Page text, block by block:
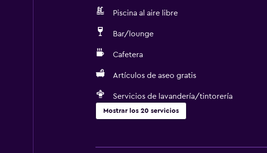
Piscina al aire libre
Bar/lounge
Cafetera
Artículos de aseo gratis
Servicios de lavandería/tintorería
Mostrar los 20 servicios
Bar/lounge